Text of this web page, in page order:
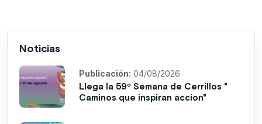
Noticias
Publicación: 04/08/2026
Llega la 59º Semana de Cerrillos "
Caminos que inspiran accion"